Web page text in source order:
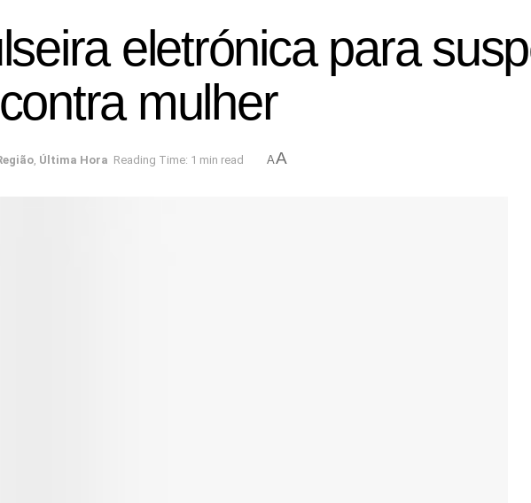
eletrónica para
mulher
, Última Hora Reading Time: 1 min read AA